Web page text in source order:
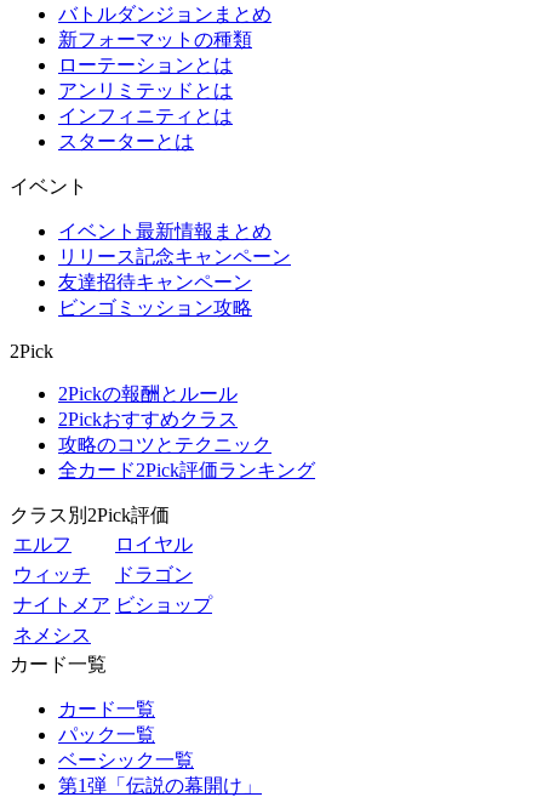
バトルダンジョンまとめ
新フォーマットの種類
ローテーションとは
アンリミテッドとは
インフィニティとは
スターターとは
イベント
イベント最新情報まとめ
リリース記念キャンペーン
友達招待キャンペーン
ビンゴミッション攻略
2Pick
2Pickの報酬とルール
2Pickおすすめクラス
攻略のコツとテクニック
全カード2Pick評価ランキング
クラス別2Pick評価
エルフ
ロイヤル
ウィッチ
ドラゴン
ナイトメア ビショップ
ネメシス
カード一覧
カード一覧
パック一覧
ベーシック一覧
第1弾「伝説の幕開け」